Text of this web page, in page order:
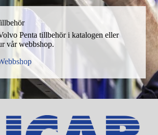
Penta tillbehör i katalogen eller
vår webbshop.